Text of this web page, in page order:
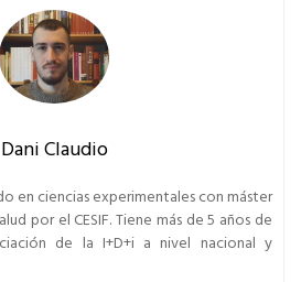
Dani Claudio
en ciencias experimentales con máster
por el CESIF. Tiene más de 5 años de
de la I+D+i a nivel nacional y